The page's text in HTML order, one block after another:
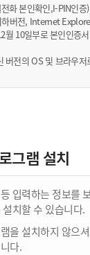
화 본인확인,I-PIN인증
버전, Internet
월 10일부로 본인인증
버전의 OS 및 브라우
그램 설치
입력하는 정보를
치할 수 있습니다.
을 설치하지 않으
다.